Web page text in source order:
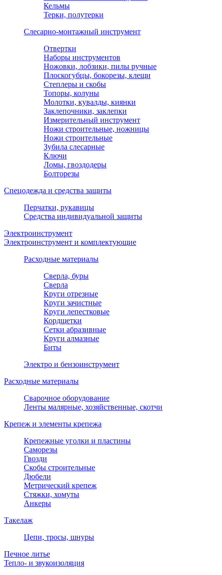
Кельмы
Терки, полутерки
Слесарно-монтажный инструмент
Отвертки
Наборы инструментов
Ножовки, лобзики, пилы ручные
Плоскогубцы, бокорезы, клещи
Степлеры и скобы
Топоры, колуны
Молотки, кувалды, киянки
Заклепочники, заклепки
Измерительный инструмент
Ножи строительные, ножницы
Ножи строительные
Зубила слесарные
Ключи
Ломы, гвоздодеры
Болторезы
Спецодежда и средства защиты
Перчатки, рукавицы
Средства индивидуальной защиты
Электроинструмент
Электроинструмент и комплектующие
Расходные материалы
Сверла, буры
Сверла
Круги отрезные
Круги зачистные
Круги лепестковые
Кордщетки
Сетки абразивные
Круги алмазные
Биты
Электро и бензоинструмент
Расходные материалы
Сварочное оборудование
Ленты малярные, хозяйственные, скотчи
Крепеж и элементы крепежа
Крепежные уголки и пластины
Саморезы
Гвозди
Скобы строительные
Дюбели
Метрический крепеж
Стяжки, хомуты
Анкеры
Такелаж
Цепи, тросы, шнуры
Печное литье
Тепло- и звукоизоляция